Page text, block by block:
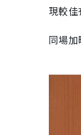
現較
同場加